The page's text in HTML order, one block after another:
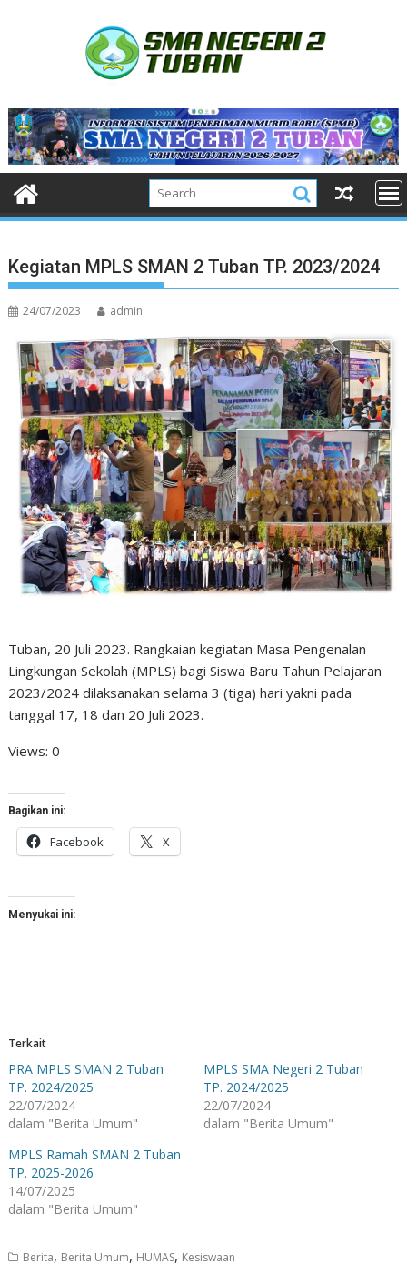
Kegiatan MPLS SMAN 2 Tuban TP. 2023/2024
24/07/2023 admin
Tuban, 20 Juli 2023. Rangkaian kegiatan Masa Pengenalan
Lingkungan Sekolah (MPLS) bagi Siswa Baru Tahun Pelajaran
2023/2024 dilaksanakan selama 3 (tiga) hari yakni pada
tanggal 17, 18 dan 20 Juli 2023.
Views: 0
Bagikan ini:
Facebook X
Menyukai ini:
Terkait
PRA MPLS SMAN 2 Tuban
TP. 2024/2025
22/07/2024
dalam "Berita Umum"
MPLS SMA Negeri 2 Tuban
TP. 2024/2025
22/07/2024
dalam "Berita Umum"
MPLS Ramah SMAN 2 Tuban
TP. 2025-2026
14/07/2025
dalam "Berita Umum"
Berita, Berita Umum, HUMAS, Kesiswaan